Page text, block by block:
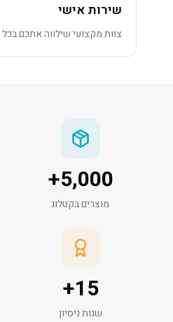
שירות אישי
צוות מקצועי שילווה אתכם
5,000
+
מוצרים בקטלוג
15
+
שנות ניסיון